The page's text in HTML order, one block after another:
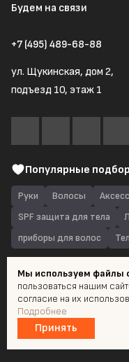
Будем на связи
+7 (495) 489-68-88
ул. Щукинская, дом 2,
подъезд 10, этаж 1
Популярные
Руки Волосы
SPF защита для тела
приборы для волос
© 2026 Quantum Shop.ru
Пользовательское
Мы используем файлы
пользоваться нашим
согласие на их
Подробнее
Принять